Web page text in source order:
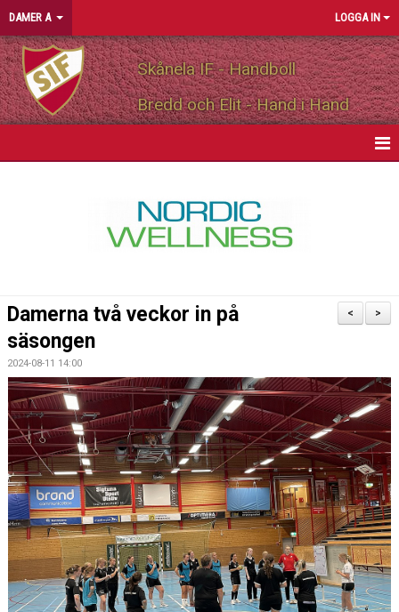
DAMER A LOGGA IN
Skånela IF - Handboll
Bredd och Elit - Hand i Hand
TRUPPEN
BILDGALLERI
DOKUMENT
KONTAKT
>
<
Damerna två veckor in på
säsongen
2024-08-11 14:00